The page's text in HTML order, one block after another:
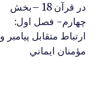
در قرآن 18 –بخش
چهارم- فصل اول:
ارتباط متقابل پيامبر و
مؤمنان ايماني